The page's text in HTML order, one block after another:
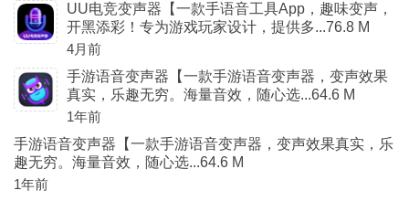
UU电竞变声器【一款手语音工具App，趣味变声，
开黑添彩！专为游戏玩家设计，提供多...76.8 M
4月前
手游语音变声器【一款手游语音变声器，变声效果
真实，乐趣无穷。海量音效，随心选...64.6 M
1年前
手游语音变声器【一款手游语音变声器，变声效果真实，乐
趣无穷。海量音效，随心选...64.6 M
1年前